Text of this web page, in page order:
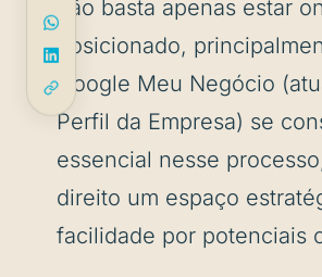
não basta apenas estar
posicionado,
Google Meu Negócio
Perfil da Empresa) se
essencial nesse
direito um espaço
facilidade por potenciais